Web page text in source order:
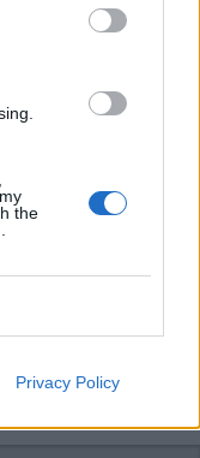
the
Privacy Policy
del
sempre in prima
franco brumana
DI